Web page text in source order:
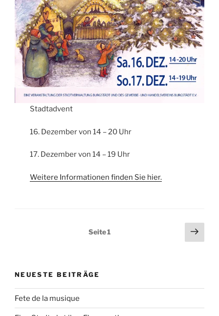
Stadtadvent
16. Dezember von 14 – 20 Uhr
17. Dezember von 14 – 19 Uhr
Weitere Informationen finden Sie hier.
Seitennummerierung
Seite1
NEUESTE BEITRÄGE
Fete de la musique